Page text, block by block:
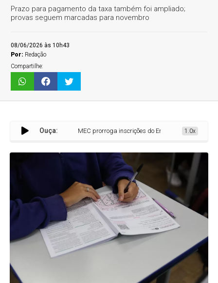
Prazo para pagamento da taxa também foi ampliado;
provas seguem marcadas para novembro
08/06/2026 às 10h43
Por: Redação
Compartilhe:
Ouça:MEC prorroga inscrições do Enem 2026 até 12 de junho em
1.0x